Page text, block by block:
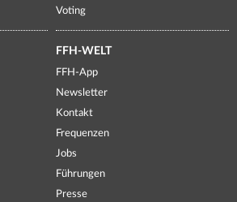
Voting
FFH-WELT
FFH-App
Newsletter
Kontakt
Frequenzen
Jobs
Führungen
Presse